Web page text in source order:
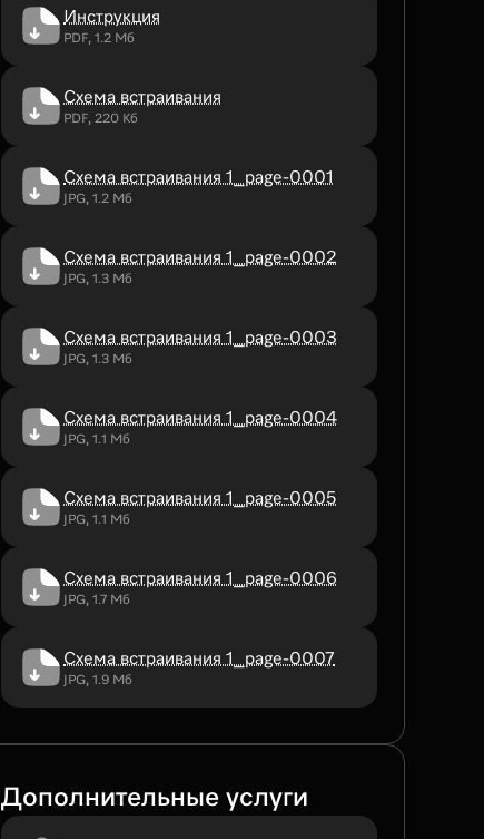
Инструкция
PDF, 1.2 Мб
Схема встраивания
PDF, 220 Кб
Схема встраивания 1_page-0001
JPG, 1.2 Мб
Схема встраивания 1_page-0002
JPG, 1.3 Мб
Схема встраивания 1_page-0003
JPG, 1.3 Мб
Схема встраивания 1_page-0004
JPG, 1.1 Мб
Схема встраивания 1_page-0005
JPG, 1.1 Мб
Схема встраивания 1_page-0006
JPG, 1.7 Мб
Схема встраивания 1_page-0007
JPG, 1.9 Мб
Дополнительные услуги